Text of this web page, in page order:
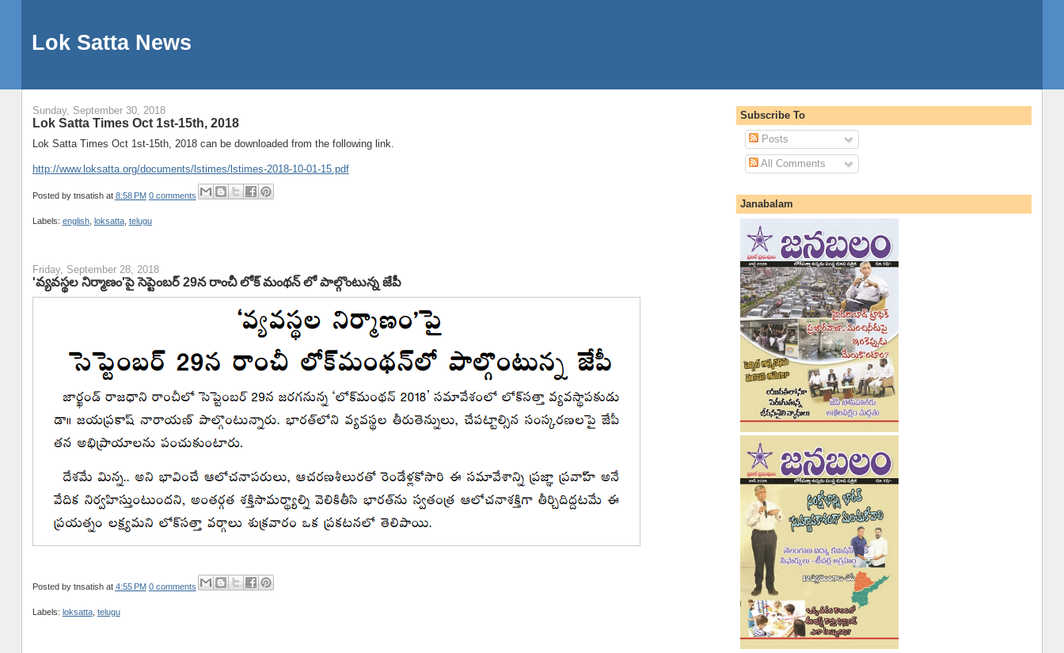
Lok Satta News
Sunday, September 30, 2018
Lok Satta Times Oct 1st-15th, 2018
Lok Satta Times Oct 1st-15th, 2018 can be downloaded from the following link.
http://www.loksatta.org/documents/lstimes/lstimes-2018-10-01-15.pdf
Posted by tnsatish at 8:58 PM 0 comments
Labels: english, loksatta, telugu
Friday, September 28, 2018
'వ్యవస్థల నిర్మాణం'పై సెప్టెంబర్ 29న రాంచీ లోక్ మంథన్ లో పాల్గొంటున్న జేపీ
Posted by tnsatish at 4:55 PM 0 comments
Labels: loksatta, telugu
Subscribe To
Posts
All Comments
Janabalam